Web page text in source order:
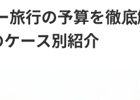
旅行の予算を徹
ース別紹介